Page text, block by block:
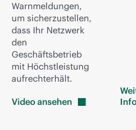
Warnmeldungen,
um sicherzustellen,
dass Ihr Netzwerk
den
Geschäftsbetrieb
mit Höchstleistung
aufrechterhält.
Videoansehen